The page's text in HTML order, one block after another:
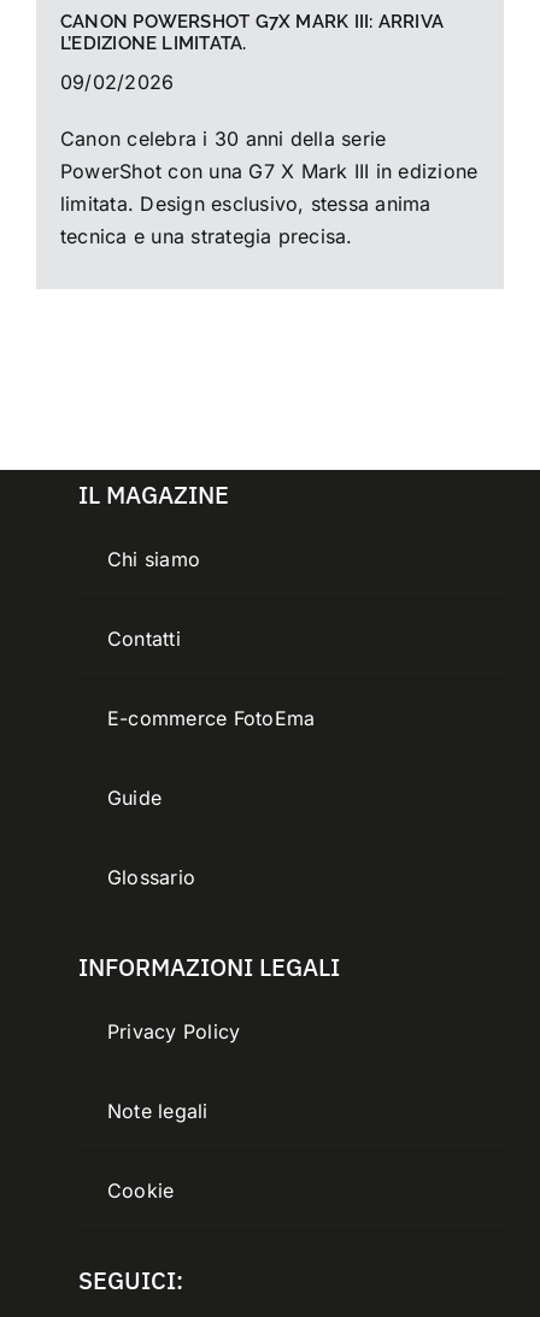
CANON POWERSHOT G7X MARK III: ARRIVA
L’EDIZIONE LIMITATA.
09/02/2026
Canon celebra i 30 anni della serie
PowerShot con una G7 X Mark III in edizione
limitata. Design esclusivo, stessa anima
tecnica e una strategia precisa.
IL MAGAZINE
Chi siamo
Contatti
E-commerce FotoEma
Guide
Glossario
INFORMAZIONI LEGALI
Privacy Policy
Note legali
Cookie
SEGUICI: